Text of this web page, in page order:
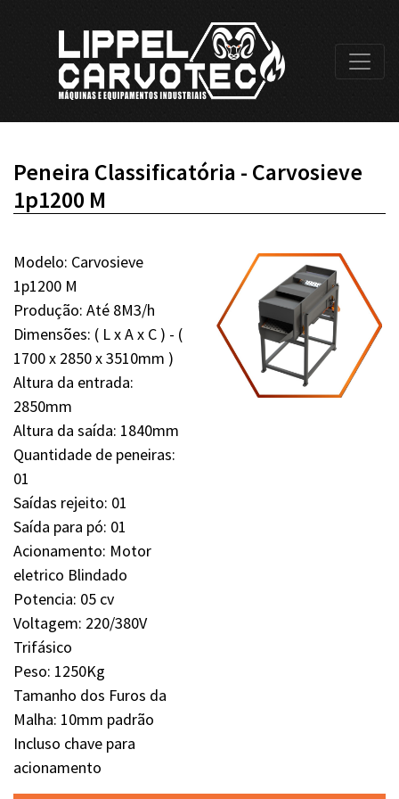
Peneira Classificatória - Carvosieve
1p1200 M
Modelo: Carvosieve
1p1200 M
Produção: Até 8M3/h
Dimensões: ( L x A x C ) - (
1700 x 2850 x 3510mm )
Altura da entrada:
2850mm
Altura da saída: 1840mm
Quantidade de peneiras:
01
Saídas rejeito: 01
Saída para pó: 01
Acionamento: Motor
eletrico Blindado
Potencia: 05 cv
Voltagem: 220/380V
Trifásico
Peso: 1250Kg
Tamanho dos Furos da
Malha: 10mm padrão
Incluso chave para
acionamento